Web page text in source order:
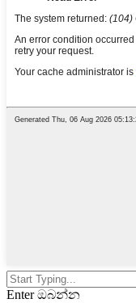
Enter ඔබන්න